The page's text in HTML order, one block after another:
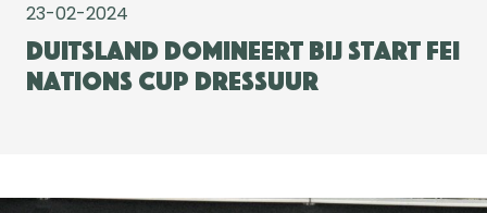
23-02-2024
Duitsland domineert bij start FEI
Nations Cup Dressuur